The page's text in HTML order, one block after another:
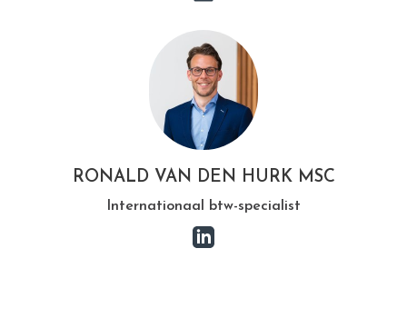
RONALD VAN DEN HURK MSC
Internationaal btw-specialist